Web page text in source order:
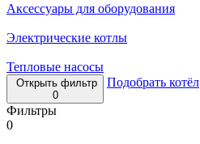
Аксессуары для оборудования
Электрические котлы
Тепловые насосы
Открыть фильтр
0
Подобрать котёл
Фильтры
0